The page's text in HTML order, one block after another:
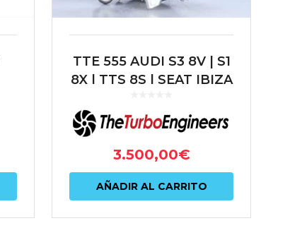
TTE 555 AUDI S3 8V | S1
8X | TTS 8S | SEAT IBIZA
CUPRA | SKODA
OCTAVIA VRS | VW
GOLF MK VI...
3.500,00€
AÑADIR AL CARRITO